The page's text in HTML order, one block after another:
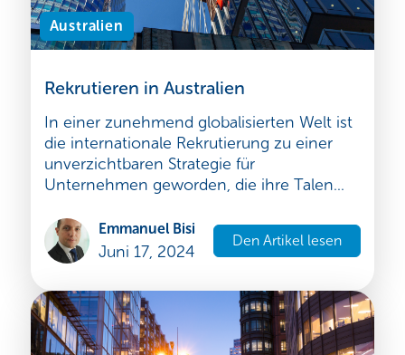
Australien
Rekrutieren in Australien
In einer zunehmend globalisierten Welt ist
die internationale Rekrutierung zu einer
unverzichtbaren Strategie für
Unternehmen geworden, die ihre Talen...
Emmanuel Bisi
Juni 17, 2024
Den Artikel lesen